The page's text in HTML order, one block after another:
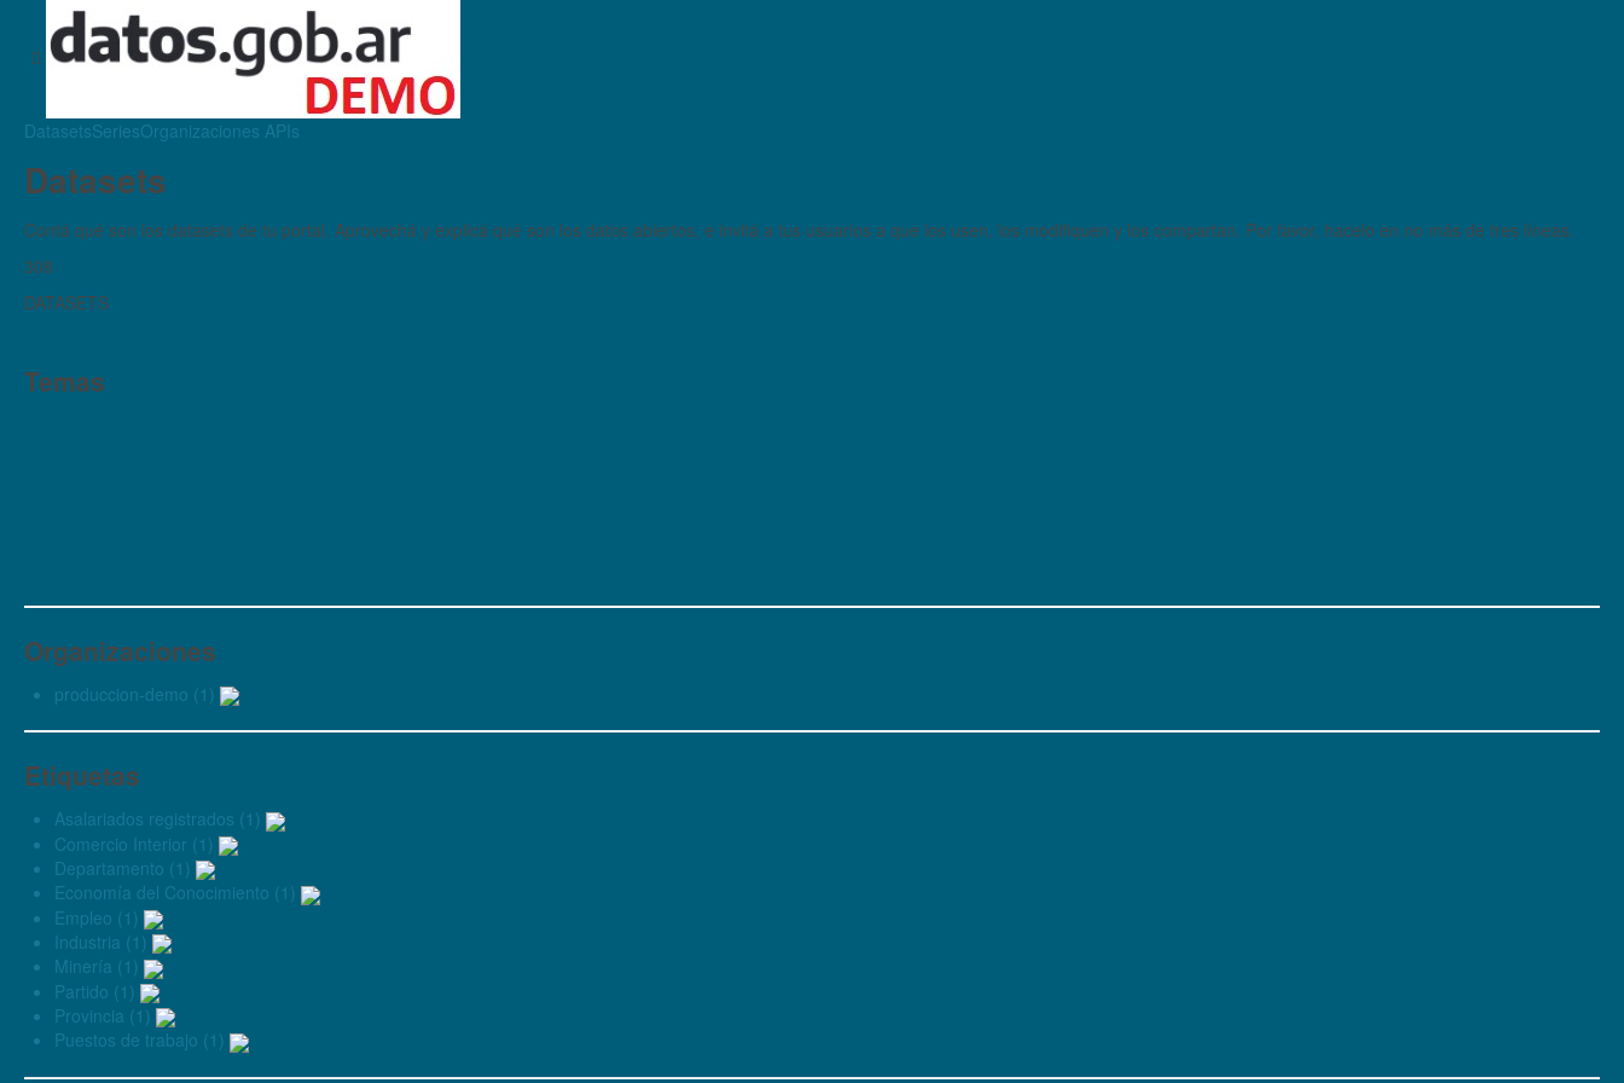
DatasetsSeriesOrganizaciones APIs
Datasets
Contá qué son los datasets de tu portal. Aprovechá y explicá qué son los datos abiertos, e invitá a tus usuarios a que los usen, los modifiquen y los compartan. Por favor, hacelo en no más de tres líneas.
308
DATASETS
Temas
Organizaciones
produccion-demo (1)
Etiquetas
Asalariados registrados (1)
Comercio Interior (1)
Departamento (1)
Economía del Conocimiento (1)
Empleo (1)
Industria (1)
Minería (1)
Partido (1)
Provincia (1)
Puestos de trabajo (1)